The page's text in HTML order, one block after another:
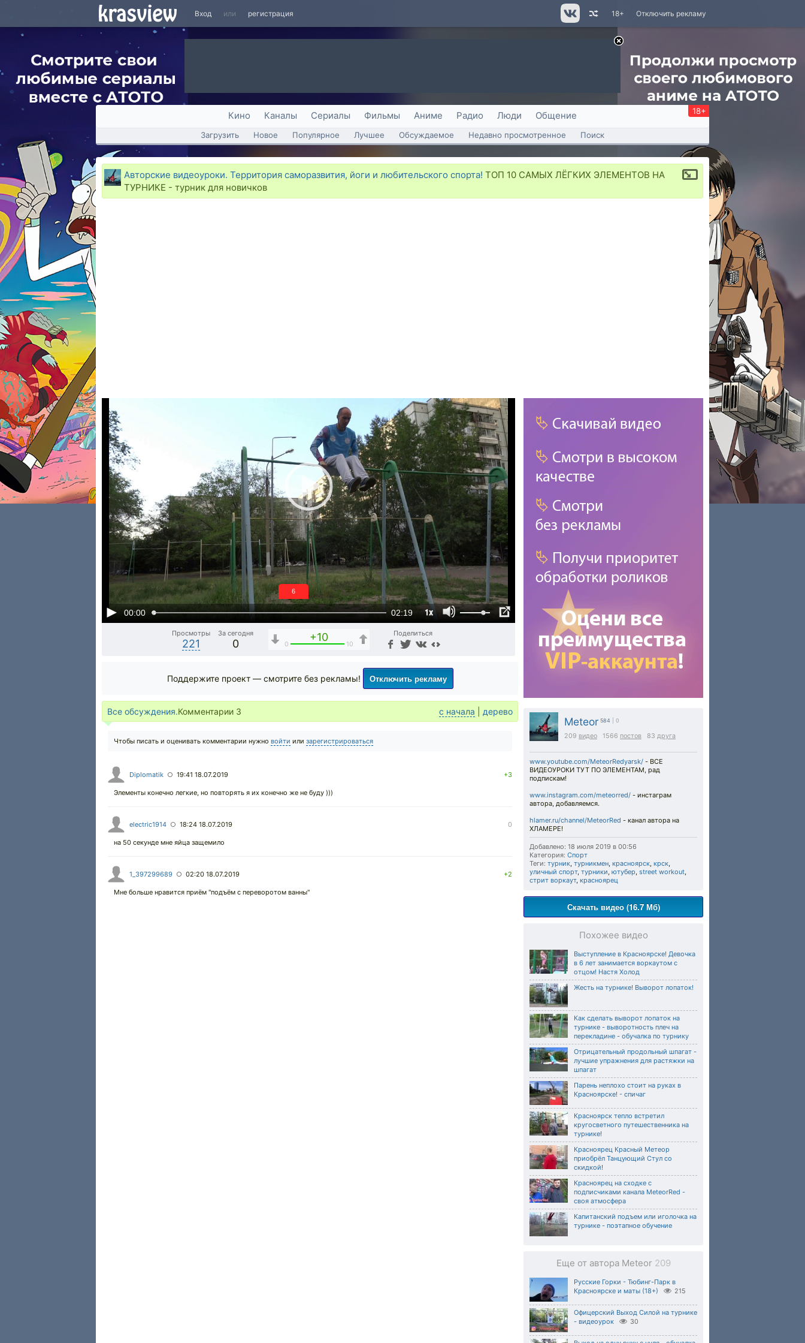
Вход или регистрация Отключить рекламу
18+
Кино Каналы Сериалы Фильмы Аниме Радио Люди Общение 18+
Загрузить Новое Популярное Лучшее Обсуждаемое Недавно просмотренное Поиск
Авторские видеоуроки. Территория саморазвития, йоги и любительского спорта! ТОП 10 САМЫХ ЛЁГКИХ ЭЛЕМЕНТОВ НА
ТУРНИКЕ - турник для новичков
00:00 02:19 1x
5
Просмотры
221
За сегодня
0
+10
0 10
Поделиться
Meteor 584 | 0
209 видео 1566 постов 83 друга
www.youtube.com/MeteorRedyarsk/ - ВСЕ
ВИДЕОУРОКИ ТУТ ПО ЭЛЕМЕНТАМ, рад
подпискам!
www.instagram.com/meteorred/ - инстаграм
автора, добавляемся.
hlamer.ru/channel/MeteorRed - канал автора на
ХЛАМЕРЕ!
Добавлено: 18 июля 2019 в 00:56
Категория: Спорт
Теги: турник турникмен красноярск крск
уличный спорт, турники ютубер street workout
стрит воркаут, красноярец
Скачать видео (16.7 Мб)
Похожее видео
Выступление в Красноярске! Девочка
в 6 лет занимается воркаутом с
отцом! Настя Холод
Жесть на турнике! Выворот лопаток!
Как сделать выворот лопаток на
турнике - выворотность плеч на
перекладине - обучалка по турнику
Отрицательный продольный шпагат -
лучшие упражнения для растяжки на
шпагат
Парень неплохо стоит на руках в
Красноярске! - спичаг
Красноярск тепло встретил
кругосветного путешественника на
турнике!
Красноярец Красный Метеор
приобрёл Танцующий Стул со
скидкой!
Красноярец на сходке с
подписчиками канала MeteorRed -
своя атмосфера
Капитанский подъем или иголочка на
турнике - поэтапное обучение
Еще от автора Meteor 209
Русские Горки - Тюбинг-Парк в
Красноярске и маты (18+)
215
Офицерский Выход Силой на турнике
- видеоурок
30
Поддержите проект — смотрите без рекламы! Отключить рекламу
Все обсуждения.Комментарии 3 с начала дерево
Чтобы писать и оценивать комментарии нужно войти или зарегистрироваться
Diplomatik ○ 19:41 18.07.2019 +3
Элементы конечно легкие, но повторять я их конечно же не буду )))
electric1914 ○ 18:24 18.07.2019 0
на 50 секунде мне яйца защемило
1_397299689 ○ 02:20 18.07.2019 +2
Мне больше нравится приём "подъём с переворотом ванны"